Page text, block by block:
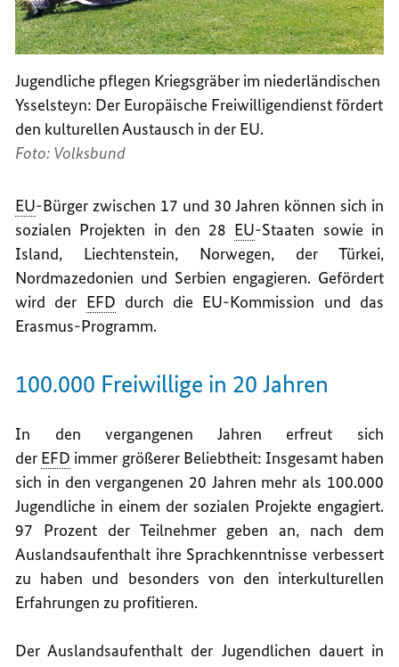
Jugendliche pflegen Kriegsgräber im niederländischen
Ysselsteyn: Der Europäische Freiwilligendienst fördert
den kulturellen Austausch in der EU.
Foto: Volksbund
EU-Bürger zwischen 17 und 30 Jahren können sich in
sozialen Projekten in den 28 EU-Staaten sowie in
Island, Liechtenstein, Norwegen, der Türkei,
Nordmazedonien und Serbien engagieren. Gefördert
wird der EFD durch die EU-Kommission und das
Erasmus-Programm.
100.000 Freiwillige in 20 Jahren
In den vergangenen Jahren erfreut sich
der EFD immer größerer Beliebtheit: Insgesamt haben
sich in den vergangenen 20 Jahren mehr als 100.000
Jugendliche in einem der sozialen Projekte engagiert.
97 Prozent der Teilnehmer geben an, nach dem
Auslandsaufenthalt ihre Sprachkenntnisse verbessert
zu haben und besonders von den interkulturellen
Erfahrungen zu profitieren.
Der Auslandsaufenthalt der Jugendlichen dauert in